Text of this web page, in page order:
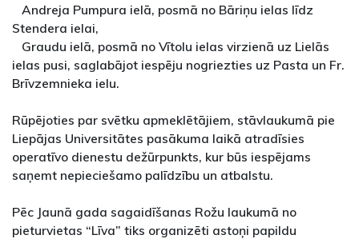
Andreja Pumpura ielā, posmā no Bāriņu ielas līdz
Stendera ielai,
Graudu ielā, posmā no Vītolu ielas virzienā uz Lielās
ielas pusi, saglabājot iespēju nogriezties uz Pasta un Fr.
Brīvzemnieka ielu.
Rūpējoties par svētku apmeklētājiem, stāvlaukumā pie
Liepājas Universitātes pasākuma laikā atradīsies
operatīvo dienestu dežūrpunkts, kur būs iespējams
saņemt nepieciešamo palīdzību un atbalstu.
Pēc Jaunā gada sagaidīšanas Rožu laukumā no
pieturvietas “Līva” tiks organizēti astoņi papildu